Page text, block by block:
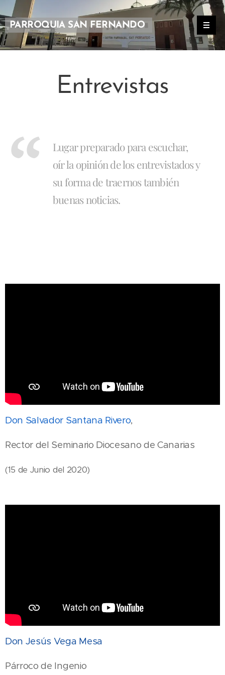
PARROQUIA SAN FERNANDO
Entrevistas
Lugar preparado para escuchar,
oír la opinión de los entrevistados y
su forma de traernos también
buenas noticias.
Don Salvador Santana Rivero,
Rector del Seminario Diocesano de Canarias
(15 de Junio del 2020)
Don Jesús Vega Mesa
Párroco de Ingenio